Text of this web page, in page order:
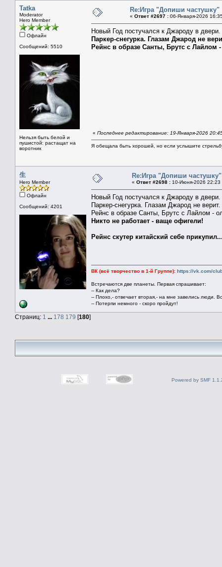
Tatka
Moderator
Hero Member
Офлайн
Сообщений: 5510
Нельзя быть белой и
пушистой: растащат на
воротник
Re:Игра "Допиши частушку"
« Ответ #2697 : 06-Января-2026
Новый Год постучался к Джароду в двери.
Паркер-снегурка. Глазам Джарод не
Рейнс в образе Санты, Брутс с Лайлом
« Последнее редактирование: 19-Января-2026
Я обещала быть хорошей, но если услышите
生
Hero Member
Офлайн
Сообщений: 4201
Re:Игра "Допиши частушку"
« Ответ #2698 : 10-Июня-2026 22:23
Новый Год постучался к Джароду в двери.
Паркер-снегурка. Глазам Джарод не верит.
Рейнс в образе Санты, Брутс с Лайлом -
Никто не работает - ваще офигели!
Рейнс скутер китайский себе
ВК (всё творчество в 1-й Группе): https://vk.com/
Встречаются две планеты. Первая спрашивает:
-- Как дела?
-- Плохо,- отвечает вторая,- на мне завелись люди.
-- Потерпи немного - скоро пройдут!
Страниц: 1 ... 178 179 [180]
Powered by SMF